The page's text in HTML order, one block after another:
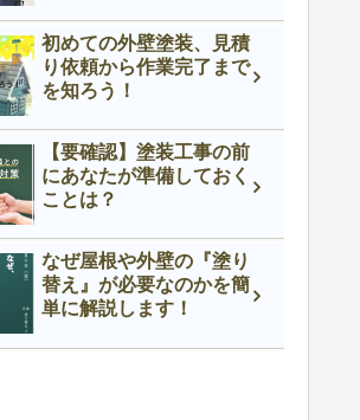
初めての外壁塗装、見積
り依頼から作業完了まで
を知ろう！
【要確認】塗装工事の前
にあなたが準備しておく
ことは？
なぜ屋根や外壁の『塗り
替え』が必要なのかを簡
単に解説します！